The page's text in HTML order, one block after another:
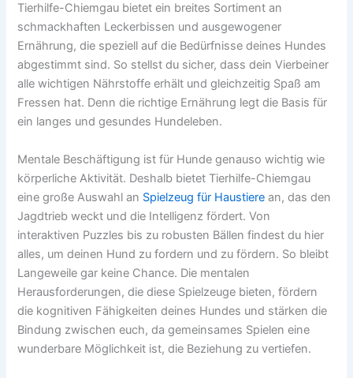
Tierhilfe-Chiemgau bietet ein breites Sortiment an
schmackhaften Leckerbissen und ausgewogener
Ernährung, die speziell auf die Bedürfnisse deines Hundes
abgestimmt sind. So stellst du sicher, dass dein Vierbeiner
alle wichtigen Nährstoffe erhält und gleichzeitig Spaß am
Fressen hat. Denn die richtige Ernährung legt die Basis für
ein langes und gesundes Hundeleben.
Mentale Beschäftigung ist für Hunde genauso wichtig wie
körperliche Aktivität. Deshalb bietet Tierhilfe-Chiemgau
eine große Auswahl an Spielzeug für Haustiere an, das den
Jagdtrieb weckt und die Intelligenz fördert. Von
interaktiven Puzzles bis zu robusten Bällen findest du hier
alles, um deinen Hund zu fordern und zu fördern. So bleibt
Langeweile gar keine Chance. Die mentalen
Herausforderungen, die diese Spielzeuge bieten, fördern
die kognitiven Fähigkeiten deines Hundes und stärken die
Bindung zwischen euch, da gemeinsames Spielen eine
wunderbare Möglichkeit ist, die Beziehung zu vertiefen.